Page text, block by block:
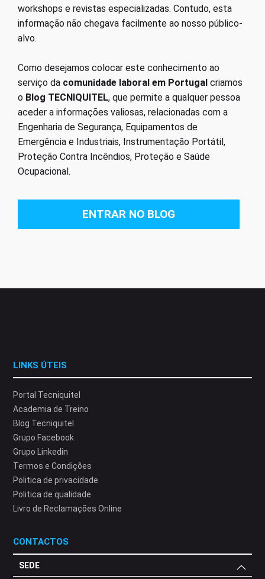
workshops e revistas especializadas. Contudo, esta
informação não chegava facilmente ao nosso público-
alvo.
Como desejamos colocar este conhecimento ao
serviço da comunidade laboral em Portugal criamos
o Blog TECNIQUITEL, que permite a qualquer pessoa
aceder a informações valiosas, relacionadas com a
Engenharia de Segurança, Equipamentos de
Emergência e Industriais, Instrumentação Portátil,
Proteção Contra Incêndios, Proteção e Saúde
Ocupacional.
ENTRAR NO BLOG
LINKS ÚTEIS
Portal Tecniquitel
Academia de Treino
Blog Tecniquitel
Grupo Facebook
Grupo Linkedin
Termos e Condições
Politica de privacidade
Politica de qualidade
Livro de Reclamações Online
CONTACTOS
SEDE